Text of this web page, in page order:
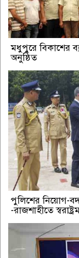
মধুপুরে বিকাশের
অনুষ্ঠিত
পুলিশের নিয়োগ-
-রাজশাহীতে